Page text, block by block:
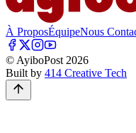
À ProposÉquipeNous
© AyiboPost 2026
Built by 414 Creative Tech